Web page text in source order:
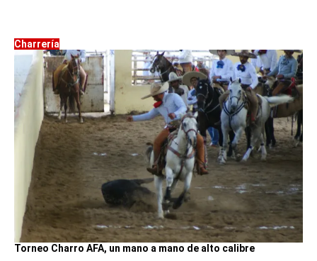
Charrería
Torneo Charro AFA, un mano a mano de alto calibre